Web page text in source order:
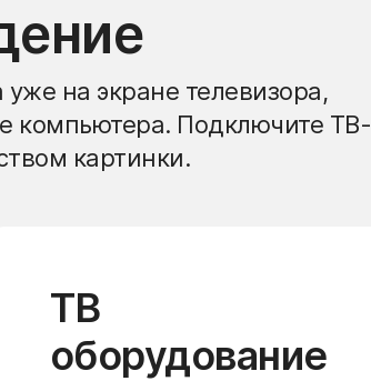
на экране телевизора,
компьютера. Подключите ТВ-
картинки.
ТВ
оборудование